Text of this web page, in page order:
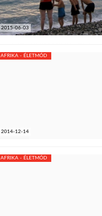
2015-06-03
2014-12-14
AFRIKA - ÉLETMÓD
AFRIKA - ÉLETMÓD